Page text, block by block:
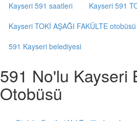
Kayseri 591 saatleri
Kayseri 591
Kayseri TOKİ AŞAĞI FAKÜLTE otobüsü
591 Kayseri belediyesi
591 No'lu Kayseri
Otobüsü